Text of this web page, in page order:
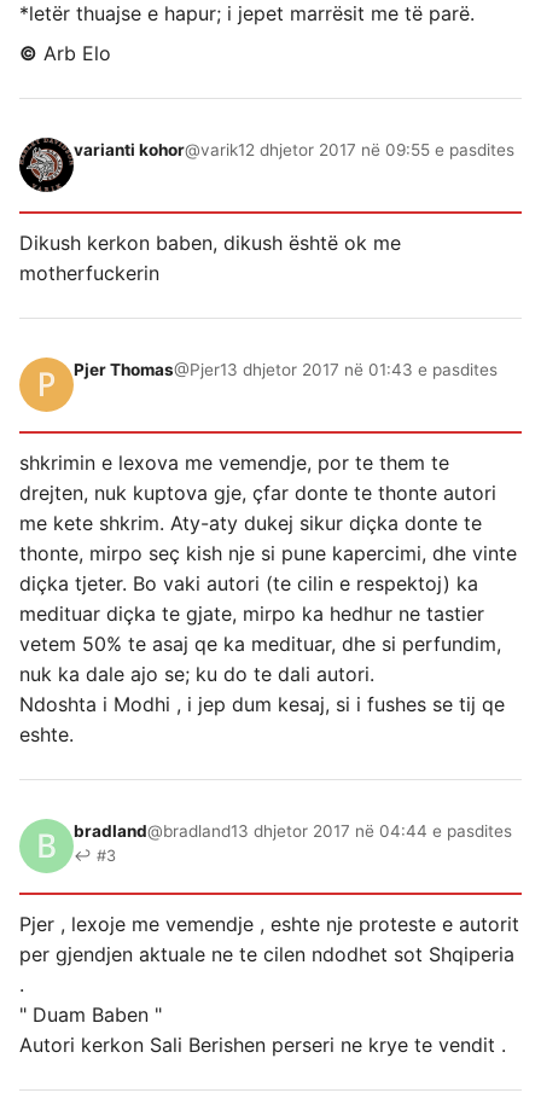
*letër thuajse e hapur; i jepet marrësit me të parë.
© Arb Elo
varianti kohor@varik12 dhjetor 2017 në 09:55 e pasdites
Dikush kerkon baben, dikush është ok me
motherfuckerin
Pjer Thomas@Pjer13 dhjetor 2017 në 01:43 e pasdites
shkrimin e lexova me vemendje, por te them te
drejten, nuk kuptova gje, çfar donte te thonte autori
me kete shkrim. Aty-aty dukej sikur diçka donte te
thonte, mirpo seç kish nje si pune kapercimi, dhe vinte
diçka tjeter. Bo vaki autori (te cilin e respektoj) ka
medituar diçka te gjate, mirpo ka hedhur ne tastier
vetem 50% te asaj qe ka medituar, dhe si perfundim,
nuk ka dale ajo se; ku do te dali autori.
Ndoshta i Modhi , i jep dum kesaj, si i fushes se tij qe
eshte.
bradland@bradland13 dhjetor 2017 në 04:44 e pasdites
↩ #3
Pjer , lexoje me vemendje , eshte nje proteste e autorit
per gjendjen aktuale ne te cilen ndodhet sot Shqiperia
.
" Duam Baben "
Autori kerkon Sali Berishen perseri ne krye te vendit .